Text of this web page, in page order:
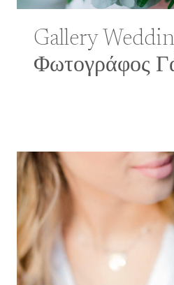
Gallery
Φωτογράφος